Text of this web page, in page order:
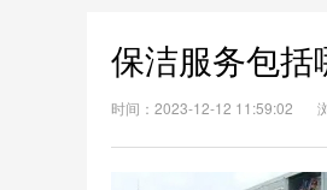
保洁服务包括
时间：2023-12-12 11:59:02